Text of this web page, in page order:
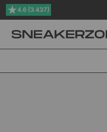
4.6 (3.437)